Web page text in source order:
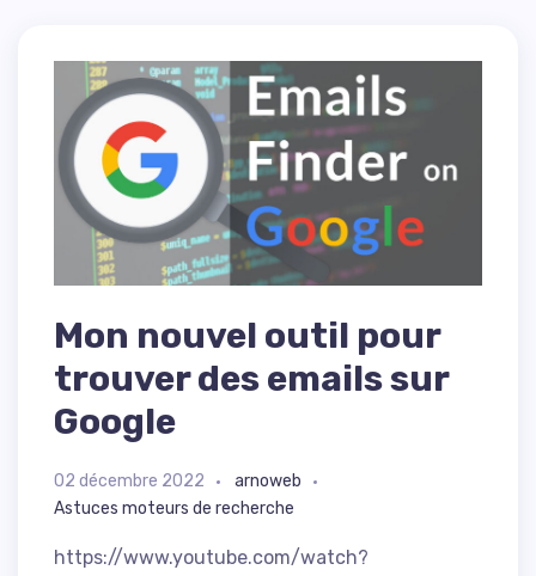
Mon nouvel outil pour
trouver des emails sur
Google
02 décembre 2022
arnoweb
Astuces moteurs de recherche
https://www.youtube.com/watch?